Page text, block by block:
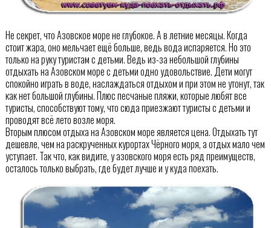
Не секрет, что Азовское море не глубокое. А в летние месяцы. Когда
стоит жара, оно мельчает ещё больше, ведь вода испаряется. Но это
только на руку туристам с детьми. Ведь из-за небольшой глубины
отдыхать на Азовском море с детьми одно удовольствие. Дети могут
спокойно играть в воде, наслаждаться отдыхом и при этом не утонут, так
как нет большой глубины. Плюс песчаные пляжи, которые любят все
туристы, способствуют тому, что сюда приезжают туристы с детьми и
проводят всё лето возле моря.
Вторым плюсом отдыха на Азовском море является цена. Отдыхать тут
дешевле, чем на раскрученных курортах Чёрного моря, а отдых мало чем
уступает. Так что, как видите, у азовского моря есть ряд преимуществ,
осталось только выбрать, где будет лучше и у куда поехать.